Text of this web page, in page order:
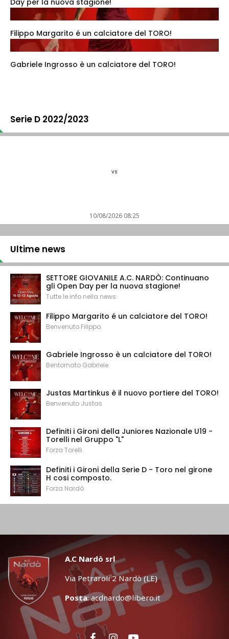
Day per la nuova stagione!
Filippo Margarito é un calciatore del TORO!
Gabriele Ingrosso è un calciatore del TORO!
Serie D 2022/2023
vs
10/08/2026 08:25
Ultime news
SETTORE GIOVANILE A.C. NARDÒ: Continuano
gli Open Day per la nuova stagione!
Tutte le info nella news.
Filippo Margarito é un calciatore del TORO!
Benvenuto Filippo.
Gabriele Ingrosso è un calciatore del TORO!
Bentornato Gabriele
Justas Martinkus è il nuovo portiere del TORO!
Benvenuto Justas
Definiti i Gironi della Juniores Nazionale U19 -
Torelli nel Gruppo "L"
Forza Torelli.
Definiti i Gironi della Serie D - Toro nel girone
H cosi composto.
Forza Nardò
A.C Nardò srl
Via Petraroli 2 Nardò (LE)
Posta:acdnardo@libero.it